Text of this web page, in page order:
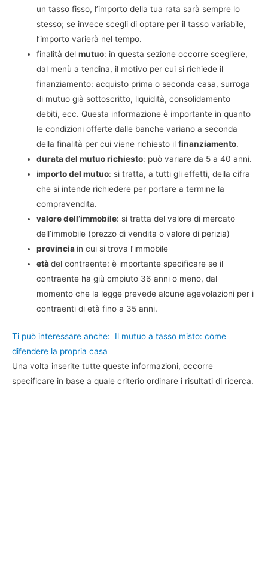
un tasso fisso, l’importo della tua rata sarà sempre lo
stesso; se invece scegli di optare per il tasso variabile,
l’importo varierà nel tempo.
finalità delmutuo: in questa sezione occorre scegliere,
dal menù a tendina, il motivo per cui si richiede il
finanziamento: acquisto prima o seconda casa, surroga
di mutuo già sottoscritto, liquidità, consolidamento
debiti, ecc. Questa informazione è importante in quanto
le condizioni offerte dalle banche variano a seconda
della finalità per cui viene richiesto ilfinanziamento.
durata del mutuo richiesto: può variare da 5 a 40 anni.
importo del mutuo: si tratta, a tutti gli effetti, della cifra
che si intende richiedere per portare a termine la
compravendita.
valore dell’immobile: si tratta del valore di mercato
dell’immobile (prezzo di vendita o valore di perizia)
provincia in cui si trova l’immobile
etàdel contraente: è importante specificare se il
contraente ha giù cmpiuto 36 anni o meno, dal
momento che la legge prevede alcune agevolazioni per i
contraenti di età fino a 35 anni.
Ti può interessare anche:
Il mutuo a tasso misto: come
difendere la propria casa
Una volta inserite tutte queste informazioni, occorre
specificare in base a quale criterio ordinare i risultati di ricerca.